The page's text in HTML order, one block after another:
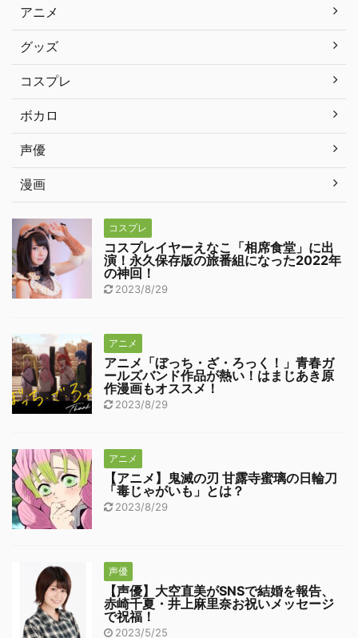
アニメ
グッズ
コスプレ
ボカロ
声優
漫画
コスプレ
コスプレイヤーえなこ「相席食堂」に出
演！永久保存版の旅番組になった2022年
の神回！
2023/8/29
アニメ
アニメ「ぼっち・ざ・ろっく！」青春ガ
ールズバンド作品が熱い！はまじあき原
作漫画もオススメ！
2023/8/29
アニメ
【アニメ】鬼滅の刃 甘露寺蜜璃の日輪刀
「毒じゃがいも」とは？
2023/8/29
声優
【声優】大空直美がSNSで結婚を報告、
赤崎千夏・井上麻里奈お祝いメッセージ
で祝福！
2023/5/25